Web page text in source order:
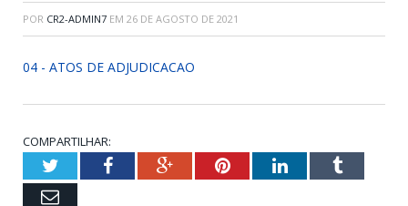
POR CR2-ADMIN7 EM 26 DE AGOSTO DE 2021
04 - ATOS DE ADJUDICACAO
COMPARTILHAR:
TwitterFacebookGoogle+PinterestLinkedInTumblr
Email